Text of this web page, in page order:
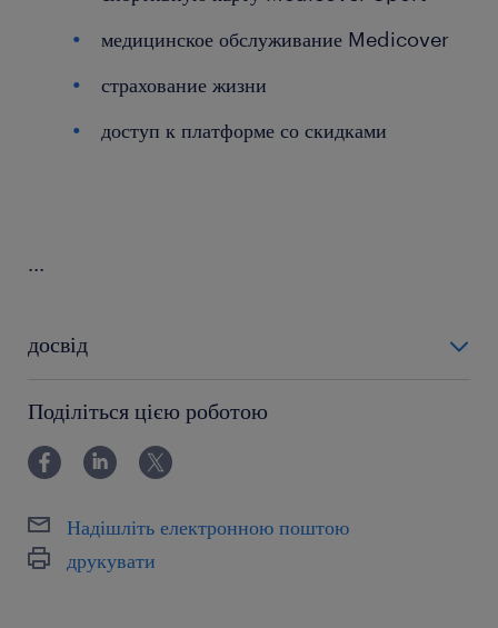
медицинское обслуживание Medicover
страхование жизни
доступ к платформе со скидками
...
досвід
Поділіться цією роботою
Надішліть електронною поштою
друкувати